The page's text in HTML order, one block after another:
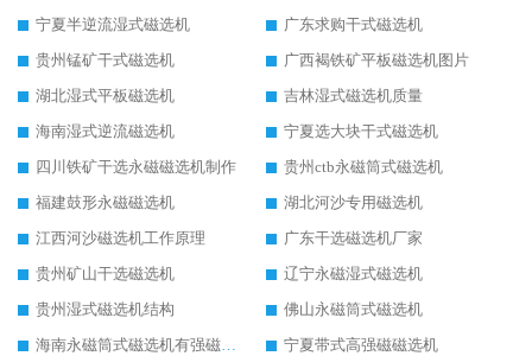
宁夏半逆流湿式磁选机
广东求购干式磁选机
贵州锰矿干式磁选机
广西褐铁矿平板磁选机图片
湖北湿式平板磁选机
吉林湿式磁选机质量
海南湿式逆流磁选机
宁夏选大块干式磁选机
四川铁矿干选永磁磁选机制作
贵州ctb永磁筒式磁选机
福建鼓形永磁磁选机
湖北河沙专用磁选机
江西河沙磁选机工作原理
广东干选磁选机厂家
贵州矿山干选磁选机
辽宁永磁湿式磁选机
贵州湿式磁选机结构
佛山永磁筒式磁选机
海南永磁筒式磁选机有强磁的吗
宁夏带式高强磁磁选机